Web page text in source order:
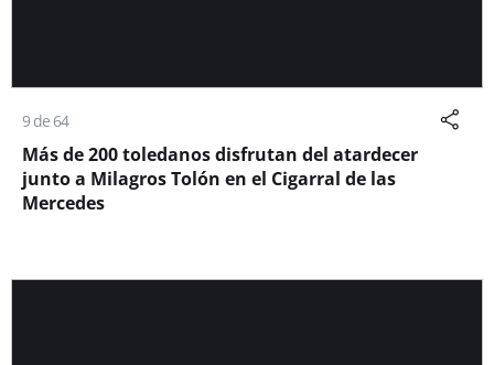
9 de 64
Más de 200 toledanos disfrutan del atardecer
junto a Milagros Tolón en el Cigarral de las
Mercedes